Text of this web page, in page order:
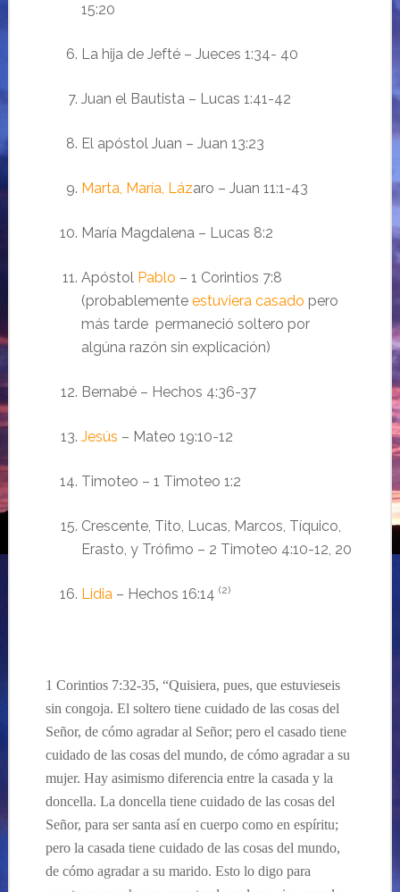
15:20
La hija de Jefté – Jueces 1:34- 40
Juan el Bautista – Lucas 1:41-42
El apóstolJuan – Juan 13:23
Marta, María, Lázaro – Juan 11:1-43
María Magdalena – Lucas 8:2
Apóstol Pablo – 1 Corintios 7:8
(probablemente estuviera casado pero
más tarde permaneció soltero por
algúna razón sin explicación)
Bernabé – Hechos 4:36-37
Jesús – Mateo 19:10-12
Timoteo – 1 Timoteo 1:2
Crescente, Tito, Lucas, Marcos, Tíquico,
Erasto, y Trófimo – 2 Timoteo 4:10-12, 20
Lidia– Hechos 16:14 (2)
1 Corintios 7:32-35, “Quisiera, pues, que estuvieseis
sin congoja. El soltero tiene cuidado de las cosas del
Señor, de cómo agradar al Señor; pero el casado tiene
cuidado de las cosas del mundo, de cómo agradar a su
mujer. Hay asimismo diferencia entre la casada y la
doncella. La doncella tiene cuidado de las cosas del
Señor, para ser santa así en cuerpo como en espíritu;
pero la casada tiene cuidado de las cosas del mundo,
de cómo agradar a su marido. Esto lo digo para